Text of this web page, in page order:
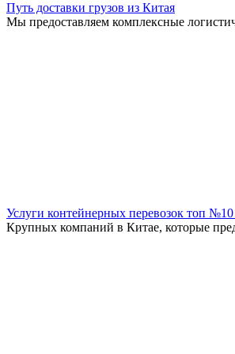
Путь доставки грузов из Китая
Мы предоставляем комплексные
Услуги контейнерных перевозок топ
Крупных компаний в Китае, которые